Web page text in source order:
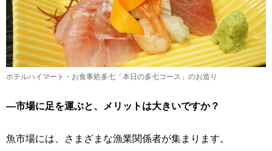
ホテルハイマート・お食事処多七「本日の多七コース」のお造り
―市場に足を運ぶと、メリットは大きいですか？
魚市場には、さまざまな漁業関係者が集まります。